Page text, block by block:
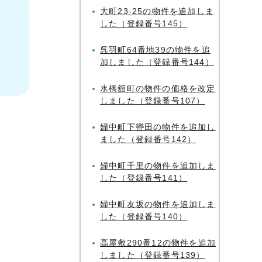
大町23-25の物件を追加しま
した（登録番号145）
呉羽町64番地39の物件を追
加しました（登録番号144）
水橋舘町の物件の価格を改定
しました（登録番号107）
婦中町下轡田の物件を追加し
ました（登録番号142）
婦中町千里の物件を追加しま
した（登録番号141）
婦中町友坂の物件を追加しま
した（登録番号140）
高屋敷290番12の物件を追加
しました（登録番号139）